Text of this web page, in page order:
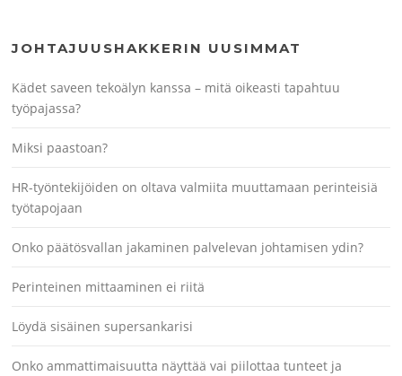
JOHTAJUUSHAKKERIN UUSIMMAT
Kädet saveen tekoälyn kanssa – mitä oikeasti tapahtuu
työpajassa?
Miksi paastoan?
HR-työntekijöiden on oltava valmiita muuttamaan perinteisiä
työtapojaan
Onko päätösvallan jakaminen palvelevan johtamisen ydin?
Perinteinen mittaaminen ei riitä
Löydä sisäinen supersankarisi
Onko ammattimaisuutta näyttää vai piilottaa tunteet ja